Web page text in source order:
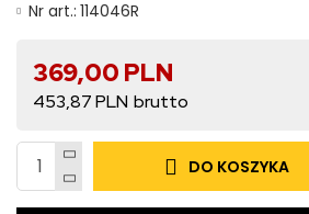
Nr art.: 114046R
369,00 PLN
453,87 PLN
DO KOSZYKA